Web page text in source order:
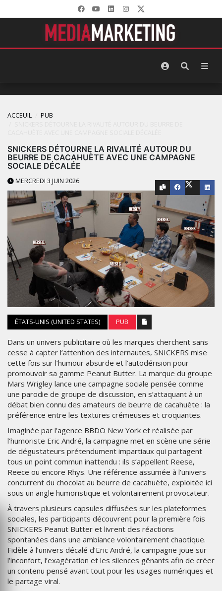
ACCEUIL
PUB
SNICKERS DÉTOURNE LA RIVALITÉ AUTOUR DU
BEURRE DE CACAHUÈTE AVEC UNE CAMPAGNE
SOCIALE DÉCALÉE
MERCREDI 3 JUIN 2026
ÉTATS-UNIS (UNITED STATES) PUB
Dans un univers publicitaire où les marques cherchent sans
cesse à capter l’attention des internautes, SNICKERS mise
cette fois sur l’humour absurde et l’autodérision pour
promouvoir sa gamme Peanut Butter. La marque du groupe
Mars Wrigley lance une campagne sociale pensée comme
une parodie de groupe de discussion, en s’attaquant à un
débat bien connu des amateurs de beurre de cacahuète : la
préférence entre les textures crémeuses et croquantes.
Imaginée par l’agence BBDO New York et réalisée par
l’humoriste Eric André, la campagne met en scène une série
de dégustateurs prétendument impartiaux qui partagent
tous un point commun inattendu : ils s’appellent Reese,
Reece ou encore Rhys. Une référence assumée à l’univers
concurrent du chocolat au beurre de cacahuète, exploitée ici
sous un angle humoristique et volontairement provocateur.
À travers plusieurs capsules diffusées sur les plateformes
sociales, les participants découvrent pour la première fois
SNICKERS Peanut Butter et livrent des réactions
spontanées dans une ambiance volontairement chaotique.
Fidèle à l’univers décalé d’Eric André, la campagne joue sur
l’inconfort, l’exagération et les silences gênants afin de créer
un contenu pensé avant tout pour les usages numériques et
le partage viral.